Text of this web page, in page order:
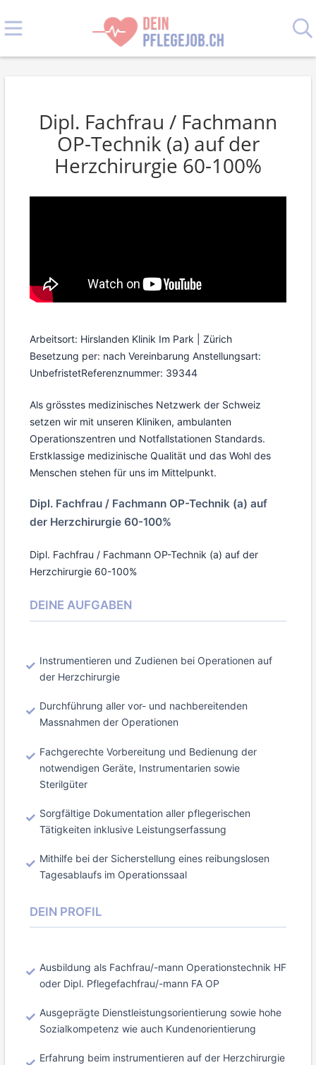
Dipl. Fachfrau / Fachmann
OP-Technik (a) auf der
Herzchirurgie 60-100%
Arbeitsort: Hirslanden Klinik Im Park | Zürich
Besetzung per: nach Vereinbarung Anstellungsart:
UnbefristetReferenznummer: 39344
Als grösstes medizinisches Netzwerk der Schweiz
setzen wir mit unseren Kliniken, ambulanten
Operationszentren und Notfallstationen Standards.
Erstklassige medizinische Qualität und das Wohl des
Menschen stehen für uns im Mittelpunkt.
Dipl. Fachfrau / Fachmann OP-Technik (a) auf
der Herzchirurgie 60-100%
Dipl. Fachfrau / Fachmann OP-Technik (a) auf der
Herzchirurgie 60-100%
DEINE AUFGABEN
Instrumentieren und Zudienen bei Operationen auf
der Herzchirurgie
Durchführung aller vor- und nachbereitenden
Massnahmen der Operationen
Fachgerechte Vorbereitung und Bedienung der
notwendigen Geräte, Instrumentarien sowie
Sterilgüter
Sorgfältige Dokumentation aller pflegerischen
Tätigkeiten inklusive Leistungserfassung
Mithilfe bei der Sicherstellung eines reibungslosen
Tagesablaufs im Operationssaal
DEIN PROFIL
Ausbildung als Fachfrau/-mann Operationstechnik HF
oder Dipl. Pflegefachfrau/-mann FA OP
Ausgeprägte Dienstleistungsorientierung sowie hohe
Sozialkompetenz wie auch Kundenorientierung
Erfahrung beim instrumentieren auf der Herzchirurgie